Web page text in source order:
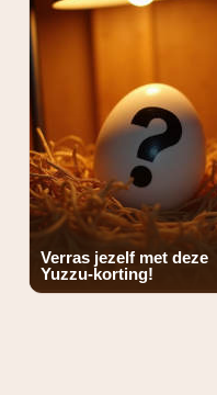
Verras jezelf met deze
Yuzzu-korting!